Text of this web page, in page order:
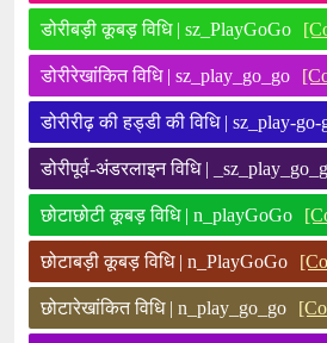
डोरीबड़ी कूबड़ विधि | sz_PlayGoGo
डोरीरेखांकित विधि | sz_play_go_go
डोरीरीढ़ की हड्डी की विधि | sz_play-go-
डोरीपूर्व-अंडरलाइन विधि |
छोटाछोटी कूबड़ विधि | n_playGoGo
छोटाबड़ी कूबड़ विधि | n_PlayGoGo
छोटारेखांकित विधि | n_play_go_go